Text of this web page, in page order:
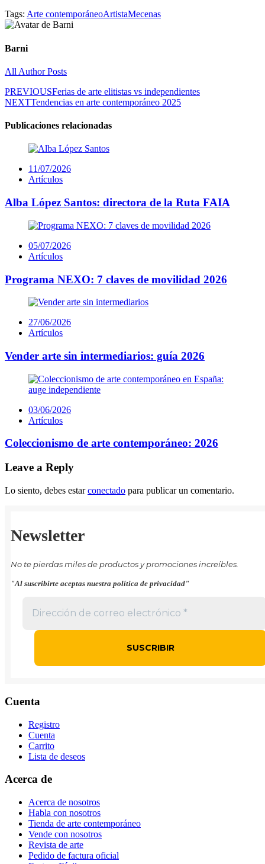
Tags: Arte contemporáneoArtistaMecenas
Barni
All Author Posts
Post
navigation
PREVIOUSFerias de arte elitistas vs independientes
NEXTTendencias en arte contemporáneo 2025
Publicaciones relacionadas
Posted
on
11/07/2026
Artículos
Alba López Santos: directora de la Ruta FAIA
Posted
on
05/07/2026
Artículos
Programa NEXO: 7 claves de movilidad 2026
Posted
on
27/06/2026
Artículos
Vender arte sin intermediarios: guía 2026
Posted
on
03/06/2026
Artículos
Coleccionismo de arte contemporáneo: 2026
Leave a Reply
Lo siento, debes estarconectado para publicar un comentario.
Newsletter
No te pierdas miles de productos y promociones increíbles.
"Al suscribirte aceptas nuestra política de privacidad"
Cuenta
Registro
Cuenta
Carrito
Lista de deseos
Acerca de
Acerca de nosotros
Habla con nosotros
Tienda de arte contemporáneo
Vende con nosotros
Revista de arte
Pedido de factura oficial